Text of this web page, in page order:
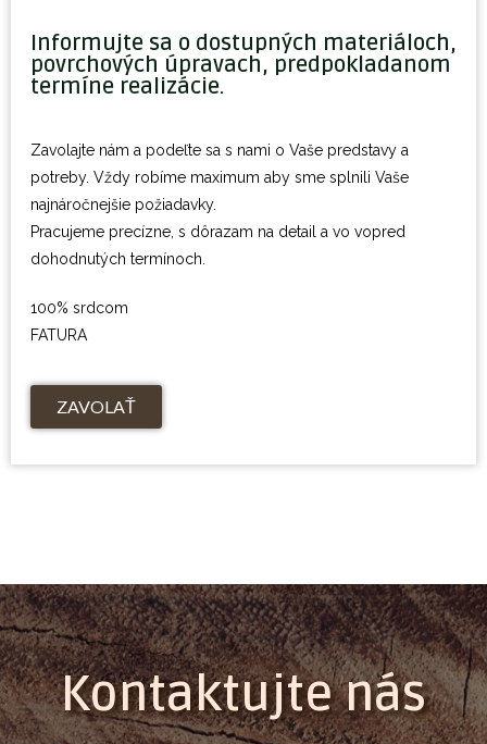
Informujte sa o dostupných materiáloch,
povrchových úpravach, predpokladanom
termíne realizácie.
Zavolajte nám a podeľte sa s nami o Vaše predstavy a
potreby. Vždy robíme maximum aby sme splnili Vaše
najnáročnejšie požiadavky.
Pracujeme precízne, s dôrazam na detail a vo vopred
dohodnutých termínoch.
100% srdcom
FATURA
ZAVOLAŤ
Kontaktujte nás